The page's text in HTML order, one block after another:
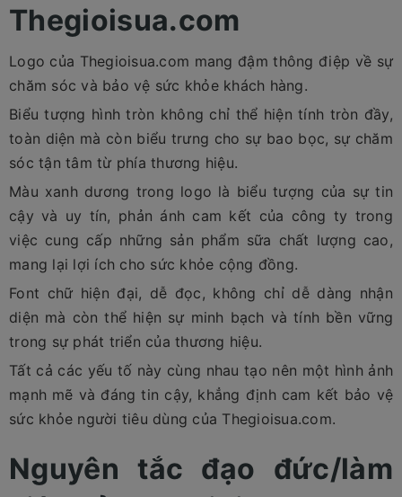
Thegioisua.com
Logo của Thegioisua.com mang đậm thông điệp về sự
chăm sóc và bảo vệ sức khỏe khách hàng.
Biểu tượng hình tròn không chỉ thể hiện tính tròn đầy,
toàn diện mà còn biểu trưng cho sự bao bọc, sự chăm
sóc tận tâm từ phía thương hiệu.
Màu xanh dương trong logo là biểu tượng của sự tin
cậy và uy tín, phản ánh cam kết của công ty trong
việc cung cấp những sản phẩm sữa chất lượng cao,
mang lại lợi ích cho sức khỏe cộng đồng.
Font chữ hiện đại, dễ đọc, không chỉ dễ dàng nhận
diện mà còn thể hiện sự minh bạch và tính bền vững
trong sự phát triển của thương hiệu.
Tất cả các yếu tố này cùng nhau tạo nên một hình ảnh
mạnh mẽ và đáng tin cậy, khẳng định cam kết bảo vệ
sức khỏe người tiêu dùng của Thegioisua.com.
Nguyên tắc đạo đức/làm